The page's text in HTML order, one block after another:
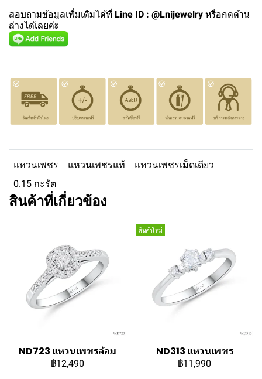
สอบถามข้อมูลเพิ่มเติมได้ที่ Line ID : @Lnijewelry หรือกดด้าน
ล่างได้เลยค่ะ
แหวนเพชร แหวนเพชรแท้
แหวนเพชรเม็ดเดียว
0.15 กะรัต
สินค้าที่เกี่ยวข้อง
ND723 แหวนเพชรล้อม
฿12,490
สินค้าใหม่
ND313 แหวนเพชร
฿11,990